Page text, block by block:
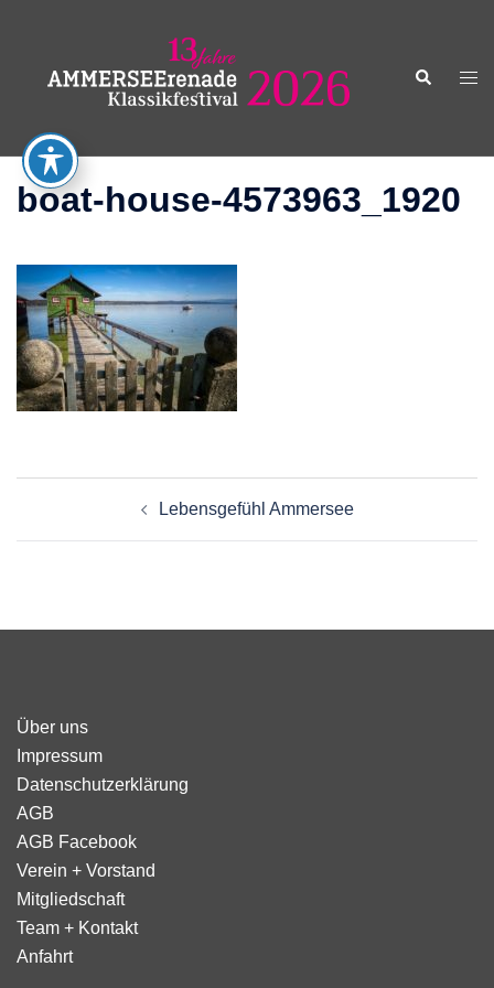
springen
Suche
boat-house-4573963_1920
Lebensgefühl Ammersee
Über uns
Impressum
Datenschutzerklärung
AGB
AGB Facebook
Verein + Vorstand
Mitgliedschaft
Team + Kontakt
Anfahrt